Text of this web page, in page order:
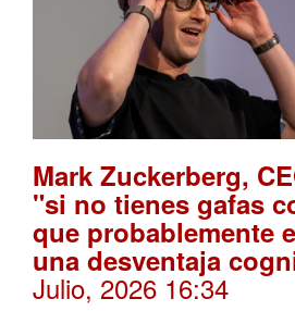
Mark Zuckerberg,
"si no tienes gafas
que probablemente
una desventaja
Julio, 2026 16:34